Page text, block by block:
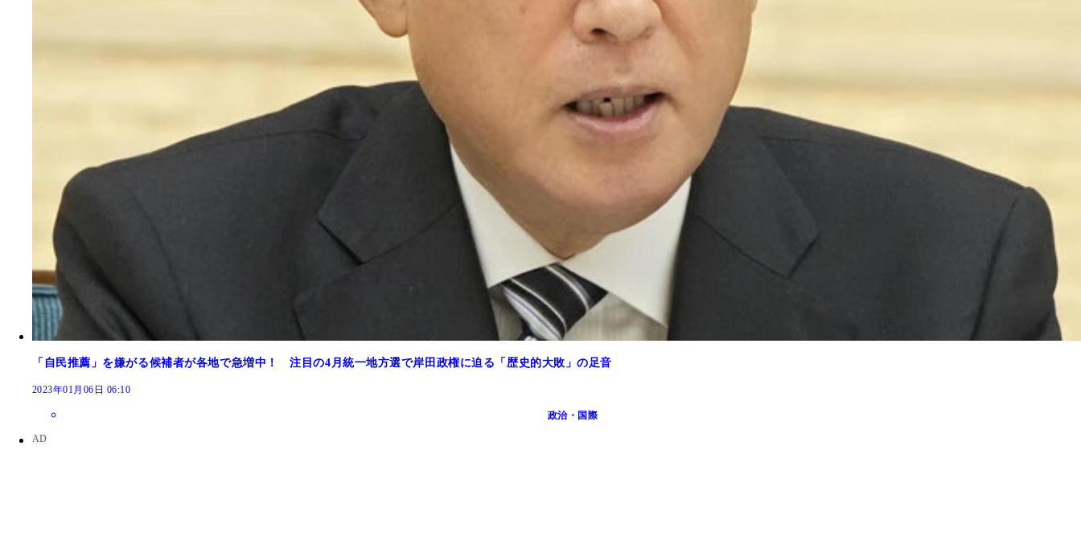
「自民推薦」を嫌がる候補者が各地で急増中！ 注目の4月統一地方選で岸田政権に迫る「歴史的大敗」の足音
2023年01月06日 06:10
政治・国際